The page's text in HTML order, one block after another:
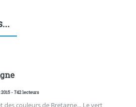
- 742 lecteurs
des couleurs de Bretagne... Le vert